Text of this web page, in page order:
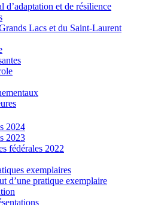
d’adaptation et de résilience
Lacs et du Saint-Laurent
2024
2023
fédérales 2022
exemplaires
d’une pratique exemplaire